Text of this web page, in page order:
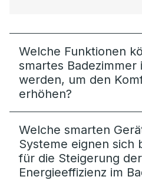
Welche Funktionen
smartes Badezimmer
werden, um den
erhöhen?
Welche smarten
Systeme eignen sich
für die Steigerung der
Energieeffizienz im